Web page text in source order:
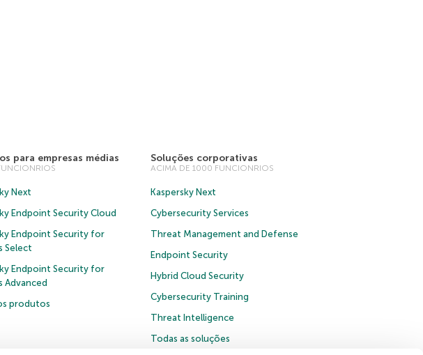
para empresas médias
Next
Endpoint Security Cloud
Endpoint Security for
Select
Endpoint Security for
Advanced
produtos
Soluções corporativas
ACIMA DE 1000 FUNCIONRIOS
Kaspersky Next
Cybersecurity Services
Threat Management and Defense
Endpoint Security
Hybrid Cloud Security
Cybersecurity Training
Threat Intelligence
Todas as soluções